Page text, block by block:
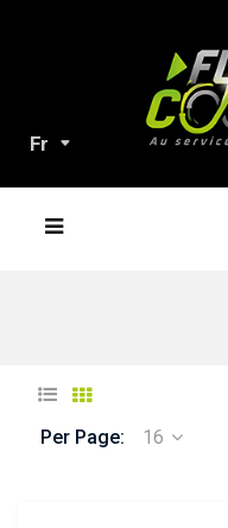
Fr
Per Page:
16